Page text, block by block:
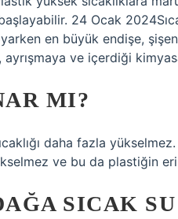
24 Ocak
en büyük endişe,
ayrışmaya ve içerdiği
MI?
daha fazla
ve bu da plastiğin
SICAK